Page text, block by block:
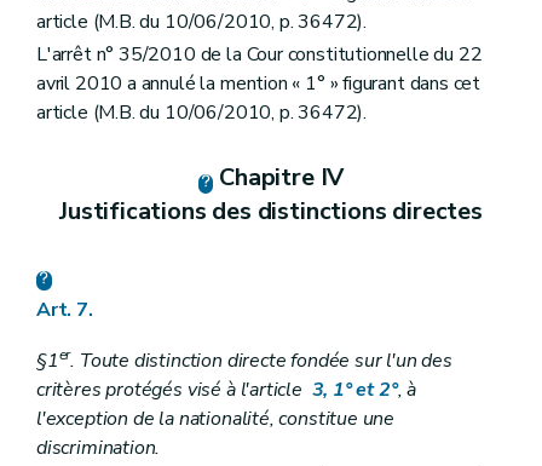
article (M.B. du 10/06/2010, p. 36472).
L'arrêt n° 35/2010 de la Cour constitutionnelle du 22
avril 2010 a annulé la mention « 1° » figurant dans cet
article (M.B. du 10/06/2010, p. 36472).
Chapitre IV
Justifications des distinctions directes
Art. 7.
§1er. Toute distinction directe fondée sur l'un des
critères protégés visé à l'article 3, 1° et 2°, à
l'exception de la nationalité, constitue une
discrimination.